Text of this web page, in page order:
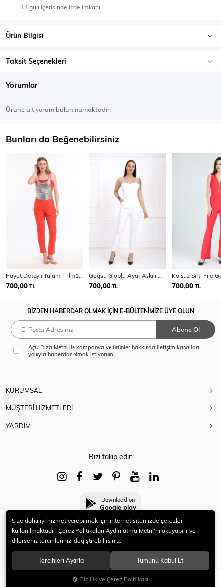
SEPETE EKLE
14 gün içerisinde iade imkanı
Ürün Bilgisi
Taksit Seçenekleri
Yorumlar
Ürüne ait yorum bulunmamaktadır.
Bunları da Beğenebilirsiniz
700,00 TL 700,00 TL 700,00 TL
BİZDEN HABERDAR OLMAK İÇİN E-BÜLTENİMİZE ÜYE OLUN
Abone Ol
Açık Rıza Metni ile kampanya ve ürünler hakkında iletişim kanalları
yoluyla haberdar olmak istiyorum.
KURUMSAL
MÜŞTERİ HİZMETLERİ
YARDIM
Bizi takip edin
Download on
Google play
© 2021 HERYENİ. Tüm hakları saklıdır.
Size daha iyi hizmet verebilmek için internet sitemizde çerezler
kullanılmaktadır. Çerez Politikaları Aydınlatma Metni’ni okuyabilir ve
dilerseniz tercihlerinizi değiştirebilirsiniz.
Tercihleri Ayarla Tümünü Kabul Et
Gizlilik ve Çerez Politikası